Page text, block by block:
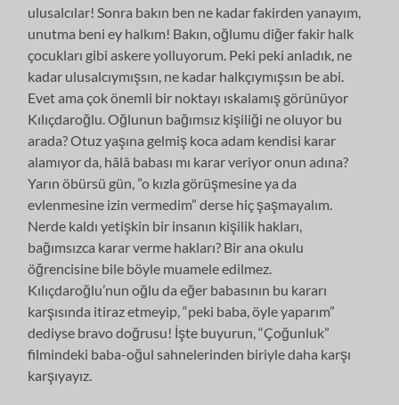
ulusalcılar! Sonra bakın ben ne kadar fakirden yanayım,
unutma beni ey halkım! Bakın, oğlumu diğer fakir halk
çocukları gibi askere yolluyorum. Peki peki anladık, ne
kadar ulusalcıymışsın, ne kadar halkçıymışsın be abi.
Evet ama çok önemli bir noktayı ıskalamış görünüyor
Kılıçdaroğlu. Oğlunun bağımsız kişiliği ne oluyor bu
arada? Otuz yaşına gelmiş koca adam kendisi karar
alamıyor da, hâlâ babası mı karar veriyor onun adına?
Yarın öbürsü gün, ”o kızla görüşmesine ya da
evlenmesine izin vermedim” derse hiç şaşmayalım.
Nerde kaldı yetişkin bir insanın kişilik hakları,
bağımsızca karar verme hakları? Bir ana okulu
öğrencisine bile böyle muamele edilmez.
Kılıçdaroğlu’nun oğlu da eğer babasının bu kararı
karşısında itiraz etmeyip, “peki baba, öyle yaparım”
dediyse bravo doğrusu! İşte buyurun, “Çoğunluk”
filmindeki baba-oğul sahnelerinden biriyle daha karşı
karşıyayız.